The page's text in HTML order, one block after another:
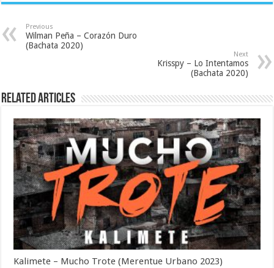
Previous
Wilman Peña – Corazón Duro
(Bachata 2020)
Next
Krisspy – Lo Intentamos
(Bachata 2020)
Related Articles
Kalimete – Mucho Trote (Merentue Urbano 2023)